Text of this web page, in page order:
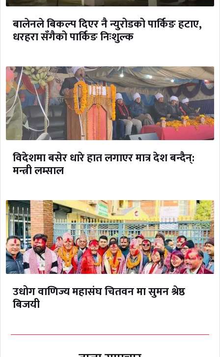
बालेनले बिकल्प दिएर नै न्युरोडको पार्किङ हटाए,
धरहरा सँगैको पार्किङ निःशुल्क
विदेशमा बसेर धारे हात लगाएर मात्र देश बन्दैन्:
मन्त्री लम्साल
उधोग वाणिज्य महासंघ चितवन मा सुमन श्रेष्ठ
बिजयी